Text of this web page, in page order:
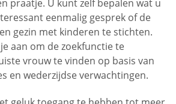
praatje. U kunt zelf bepalen wat u
eenmalig gesprek of de
gezin met kinderen te stichten.
aan om de zoekfunctie te
vrouw te vinden op basis van
en wederzijdse verwachtingen.